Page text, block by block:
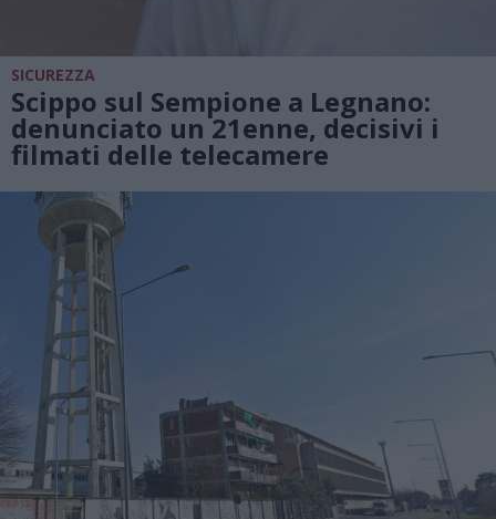
SICUREZZA
Scippo sul Sempione a Legnano:
denunciato un 21enne, decisivi i
filmati delle telecamere